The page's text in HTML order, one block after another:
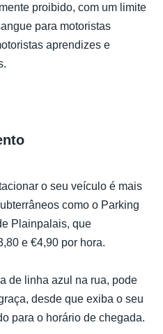
proibido, com um limite
para motoristas
aprendizes e
o seu veículo é mais
como o Parking
Plainpalais, que
e €4,90 por hora.
de linha azul na rua, pode
desde que exiba o seu
para o horário de chegada.